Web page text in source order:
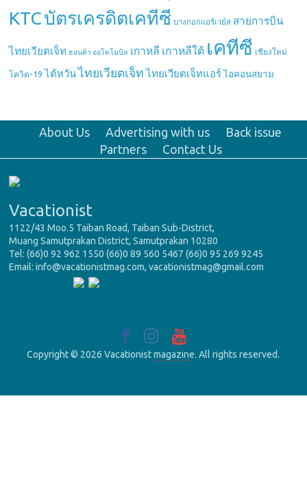
KTCบัตรเครดิตเคทีซี บางกอกแอร์เวย์ส สายการบิน
ไทยเวียตเจ็ท ฮอนด้า ออโตโมบิล เกาหลี เกาหลีใต้ เคทีซี เชียงใหม่
โควิด-19 ไต้หวัน ไทยเวียตเจ็ท ไทยเวียตเจ็ทแอร์ ไอคอนสยาม
About Us Advertising with us
Back issue
Partners
Contact Us
Vacationist
1122/43 Moo.5 Taiban Road, Taiban Sub-District,
Muang Samutprakan District, Samutprakan 10280
Tel: (66)0 92 962 1550 (66)0 89 560 5467 (66)0 95 269 9245
Email: info@vacationistmag.com, vacationistmag@gmail.com
Copyright © 2026 Vacationistmagazine. All rights reserved.